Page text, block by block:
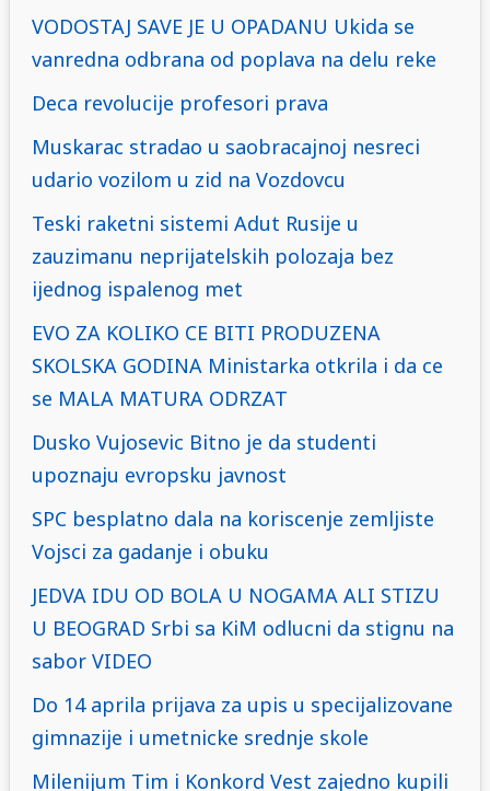
VODOSTAJ SAVE JE U OPADANU Ukida se
vanredna odbrana od poplava na delu reke
Deca revolucije profesori prava
Muskarac stradao u saobracajnoj nesreci
udario vozilom u zid na Vozdovcu
Teski raketni sistemi Adut Rusije u
zauzimanu neprijatelskih polozaja bez
ijednog ispalenog met
EVO ZA KOLIKO CE BITI PRODUZENA
SKOLSKA GODINA Ministarka otkrila i da ce
se MALA MATURA ODRZAT
Dusko Vujosevic Bitno je da studenti
upoznaju evropsku javnost
SPC besplatno dala na koriscenje zemljiste
Vojsci za gadanje i obuku
JEDVA IDU OD BOLA U NOGAMA ALI STIZU
U BEOGRAD Srbi sa KiM odlucni da stignu na
sabor VIDEO
Do 14 aprila prijava za upis u specijalizovane
gimnazije i umetnicke srednje skole
Milenijum Tim i Konkord Vest zajedno kupili